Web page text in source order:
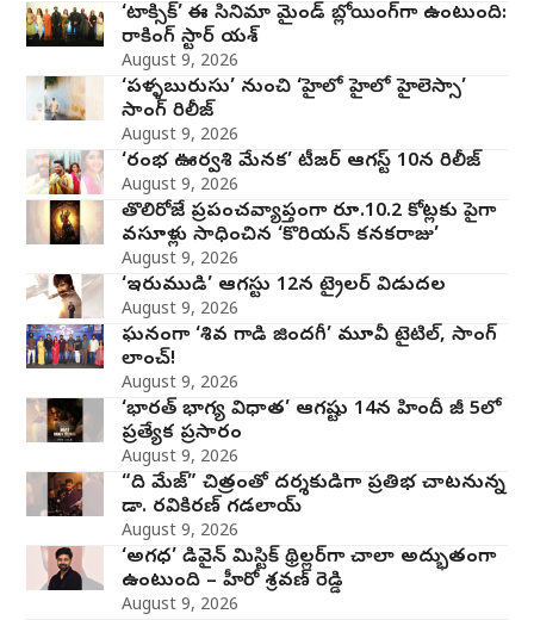
‘టాక్సిక్’ ఈ సినిమా మైండ్ బ్లోయింగ్‌గా ఉంటుంది:
రాకింగ్ స్టార్ యశ్
August 9, 2026
‘పళ్ళబురుసు’ నుంచి ‘హైలో హైలో హైలెస్సా’
సాంగ్ రిలీజ్
August 9, 2026
‘రంభ ఊర్వశి మేనక’ టీజర్ ఆగస్ట్ 10న రిలీజ్
August 9, 2026
తొలిరోజే ప్రపంచవ్యాప్తంగా రూ.10.2 కోట్లకు పైగా
వసూళ్లు సాధించిన ‘కొరియన్ కనకరాజు’
August 9, 2026
‘ఇరుముడి’ ఆగస్టు 12న ట్రైలర్ విడుదల
August 9, 2026
ఘనంగా ‘శివ గాడి జింద‌గీ’ మూవీ టైటిల్, సాంగ్
లాంచ్!
August 9, 2026
‘భారత్ భాగ్య విధాత’ ఆగష్టు 14న హిందీ జీ 5లో
ప్రత్యేక ప్రసారం
August 9, 2026
“ది మేజ్” చిత్రంతో దర్శకుడిగా ప్రతిభ చాటనున్న
డా. రవికిరణ్ గడలాయ్
August 9, 2026
‘అగధ’ డివైన్ మిస్టిక్ థ్రిల్లర్‌గా చాలా అద్భుతంగా
ఉంటుంది – హీరో శ్రవణ్ రెడ్డి
August 9, 2026